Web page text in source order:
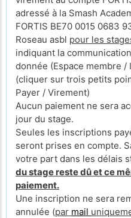
adressé à la Smash
FORTIS BE70 0015 0683
Roseau asbl pour les
indiquant la
donnée (Espace membre
(cliquer sur trois petits
Payer / Virement)
Aucun paiement ne sera
jour du stage.
Seules les inscriptions
seront prises en compte.
votre part dans les délais
du stage reste dû et ce
paiement.
Une inscription ne sera
annulée (par mail